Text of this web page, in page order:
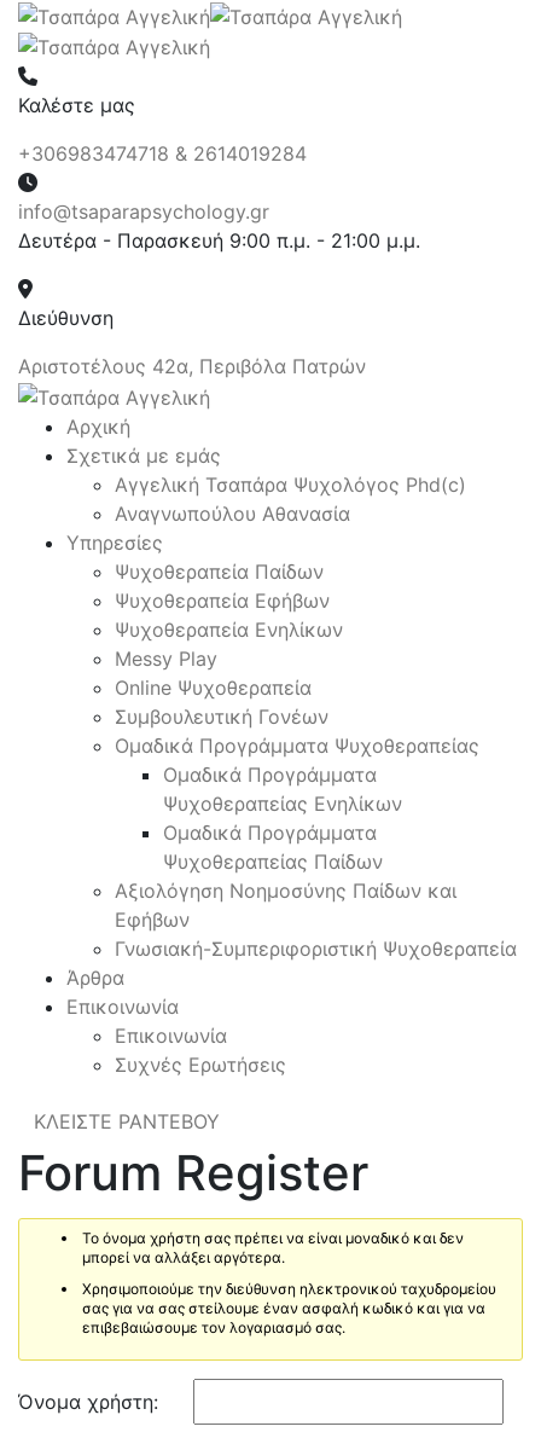
Καλέστε μας
+306983474718 & 2614019284
info@tsaparapsychology.gr
Δευτέρα - Παρασκευή 9:00 π.μ. - 21:00 μ.μ.
Διεύθυνση
Αριστοτέλους 42α, Περιβόλα Πατρών
Αρχική
Σχετικά με εμάς
Αγγελική Τσαπάρα Ψυχολόγος Phd(c)
Αναγνωπούλου Αθανασία
Υπηρεσίες
Ψυχοθεραπεία Παίδων
Ψυχοθεραπεία Εφήβων
Ψυχοθεραπεία Ενηλίκων
Messy Play
Online Ψυχοθεραπεία
Συμβουλευτική Γονέων
Ομαδικά Προγράμματα Ψυχοθεραπείας
Ομαδικά Προγράμματα
Ψυχοθεραπείας Ενηλίκων
Ομαδικά Προγράμματα
Ψυχοθεραπείας Παίδων
Αξιολόγηση Νοημοσύνης Παίδων και
Εφήβων
Γνωσιακή-Συμπεριφοριστική Ψυχοθεραπεία
Άρθρα
Επικοινωνία
Επικοινωνία
Συχνές Ερωτήσεις
ΚΛΕΙΣΤΕ ΡΑΝΤΕΒΟΥ
Forum Register
Το όνομα χρήστη σας πρέπει να είναι μοναδικό και δεν
μπορεί να αλλάξει αργότερα.
Χρησιμοποιούμε την διεύθυνση ηλεκτρονικού ταχυδρομείου
σας για να σας στείλουμε έναν ασφαλή κωδικό και για να
επιβεβαιώσουμε τον λογαριασμό σας.
Όνομα χρήστη: